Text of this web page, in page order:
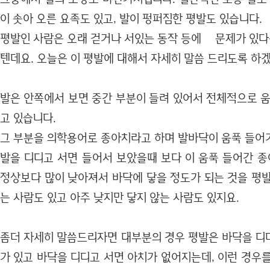
이 솟아 오른 요족도 있고, 발이 펑퍼짐한 평발도 있습니다.
평발인 사람은 오래 걷거나 서있는 동작 등에 문제가 있
텐데요. 오늘은 이 평발에 대해서 자세히 말씀 드리도록 하
발은 안쪽에서 보면 중간 부분이 들려 있어서 전체적으로
고 있습니다.
그 부분을 의학용어로 종아치라고 하며 발바닥이 움푹 들어
발을 디디고 서면 들어서 보았을때 보다 이 움푹 들어간
정상보다 많이 낮아져서 바닥에 닿을 정도가 되는 것을 평
는 사람도 있고 아주 낮지만 닿지 않는 사람도 있지요.
좀더 자세히 말씀드리자면 대부분의 경우 평발은 바닥을
가 있고 바닥을 디디고 서면 아치가 없어지는데, 이런 경우